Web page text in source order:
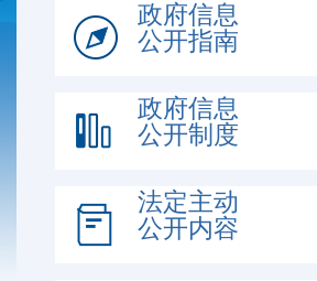
政府信息
公开指南
政府信息
公开制度
法定主动
公开内容